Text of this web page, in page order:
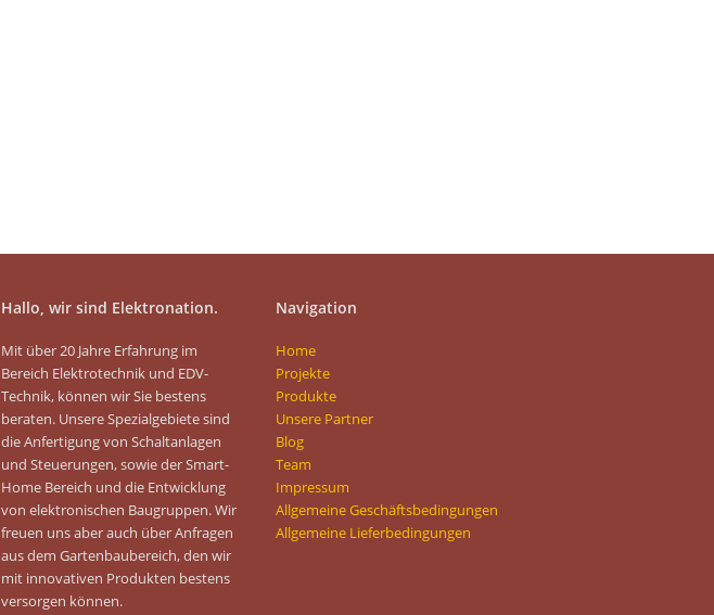
Hallo, wir sind Elektronation.
Mit über 20 Jahre Erfahrung im
Bereich Elektrotechnik und EDV-
Technik, können wir Sie bestens
beraten. Unsere Spezialgebiete sind
die Anfertigung von Schaltanlagen
und Steuerungen, sowie der Smart-
Home Bereich und die Entwicklung
von elektronischen Baugruppen. Wir
freuen uns aber auch über Anfragen
aus dem Gartenbaubereich, den wir
mit innovativen Produkten bestens
versorgen können.
Navigation
Home
Projekte
Produkte
Unsere Partner
Blog
Team
Impressum
Allgemeine Geschäftsbedingungen
Allgemeine Lieferbedingungen